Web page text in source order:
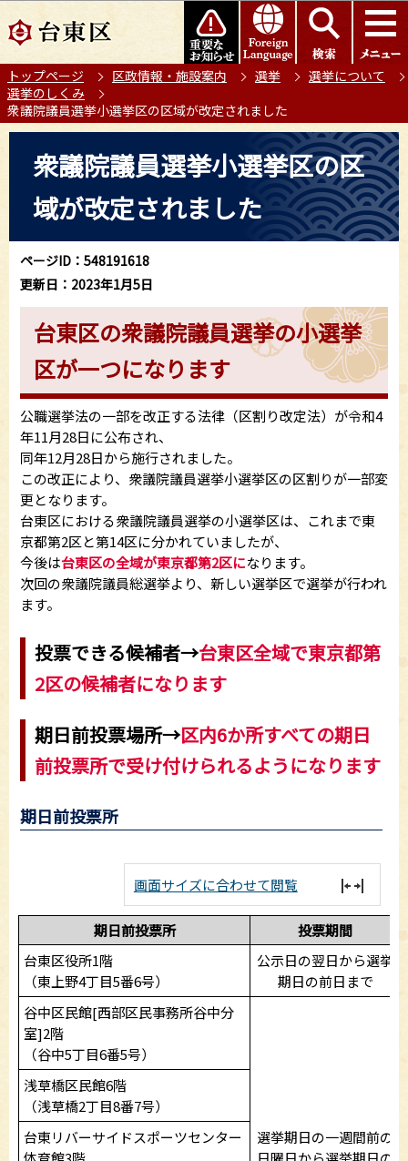
の
ー
ジ
の
このページの本文へ移動
トップページ 区政情報・施設案内 選挙
選挙について
選挙のしくみ
衆議院議員選挙小選挙区の区域が改定されました
ら
衆議院議員選挙小選挙区の区
域が改定されました
ページID：548191618
更新日：2023年1月5日
台東区の衆議院議員選挙の小選挙
区が一つになります
公職選挙法の一部を改正する法律（区割り改定法）が令和4
年11月28日に公布され、
同年12月28日から施行されました。
この改正により、衆議院議員選挙小選挙区の区割りが一部変
更となります。
台東区における衆議院議員選挙の小選挙区は、これまで東
京都第2区と第14区に分かれていましたが、
今後は台東区の全域が東京都第2区になります。
次回の衆議院議員総選挙より、新しい選挙区で選挙が行われ
ます。
投票できる候補者→台東区全域で東京都第
2区の候補者になります
期日前投票場所→区内6か所すべての期日
前投票所で受け付けられるようになります
期日前投票所
画面サイズに合わせて閲覧
期日前投票所
投票期間
台東区役所1階
（東上野4丁目5番6号）
公示日の翌日から選挙
期日の前日まで
谷中区民館[西部区民事務所谷中分
室]2階
（谷中5丁目6番5号）
選挙期日の一週間前の
浅草橋区民館6階
（浅草橋2丁目8番7号）
台東リバーサイドスポーツセンター